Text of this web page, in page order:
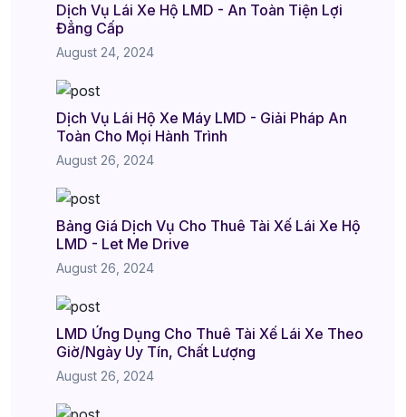
Dịch Vụ Lái Xe Hộ LMD - An Toàn Tiện Lợi
Đẳng Cấp
August 24, 2024
Dịch Vụ Lái Hộ Xe Máy LMD - Giải Pháp An
Toàn Cho Mọi Hành Trình
August 26, 2024
Bảng Giá Dịch Vụ Cho Thuê Tài Xế Lái Xe Hộ
LMD - Let Me Drive
August 26, 2024
LMD Ứng Dụng Cho Thuê Tài Xế Lái Xe Theo
Giờ/Ngày Uy Tín, Chất Lượng
August 26, 2024